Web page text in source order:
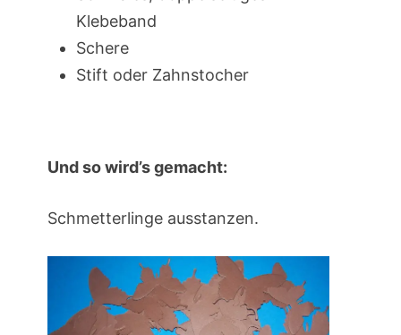
Klebeband
Schere
Stift oder Zahnstocher
Und so wird’s gemacht:
Schmetterlinge ausstanzen.